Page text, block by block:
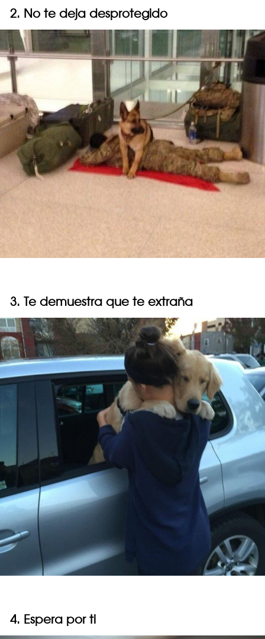
2. No te deja desprotegido
3. Te demuestra que te extraña
4. Espera por ti